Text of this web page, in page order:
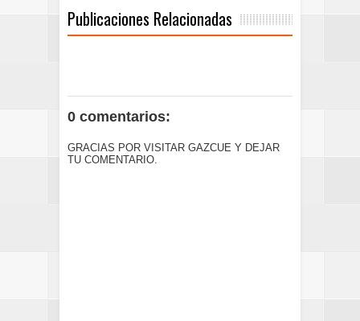
Publicaciones Relacionadas
0 comentarios:
GRACIAS POR VISITAR GAZCUE Y DEJAR
TU COMENTARIO.